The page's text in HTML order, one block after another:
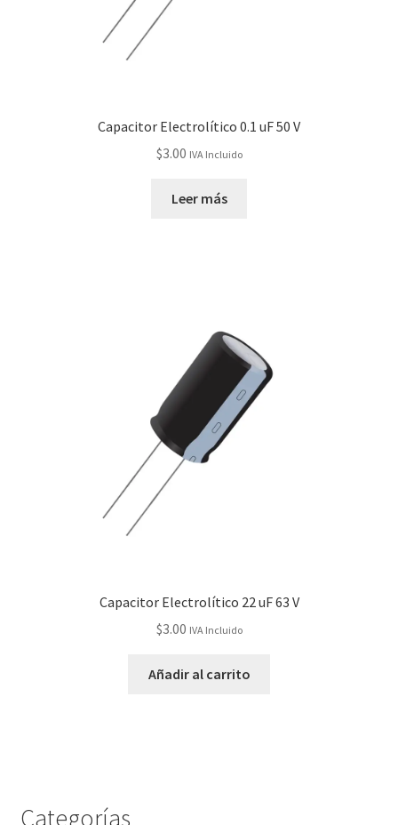
Capacitor Electrolítico 0.1 uF 50 V
$3.00 IVA Incluido
Leer más
Capacitor Electrolítico 22 uF 63 V
$3.00 IVA Incluido
Añadir al carrito
Categorías